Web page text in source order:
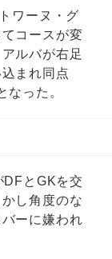
ワーヌ・グ
コースが変
ルバが右足
まれ同点
なった。
DFとGKを交
し角度のな
ーに嫌われ